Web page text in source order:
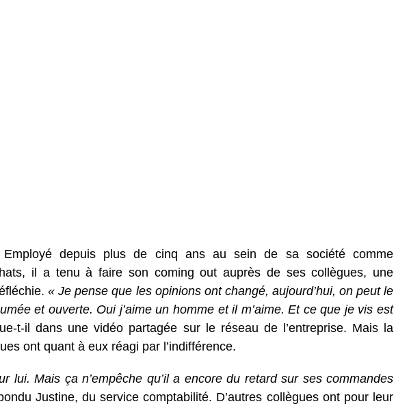
depuis plus de cinq ans au sein de sa société comme
il a tenu à faire son coming out auprès de ses collègues, une
« Je pense que les opinions ont changé, aujourd’hui, on peut le
et ouverte. Oui j’aime un homme et il m’aime. Et ce que je vis est
t-il dans une vidéo partagée sur le réseau de l’entreprise. Mais la
ont quant à eux réagi par l’indifférence.
lui. Mais ça n’empêche qu’il a encore du retard sur ses commandes
Justine, du service comptabilité. D’autres collègues ont pour leur